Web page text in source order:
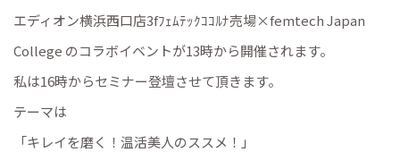
エディオン横浜西口店3fﾌｪﾑﾃｯｸｺｺﾙﾅ売場×femtech Japan
College のコラボイベントが13時から開催されます。
私は16時からセミナー登壇させて頂きます。
テーマは
「キレイを磨く！温活美人のススメ！」